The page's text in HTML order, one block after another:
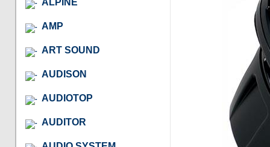
AMP
ART SOUND
AUDISON
AUDIOTOP
AUDITOR